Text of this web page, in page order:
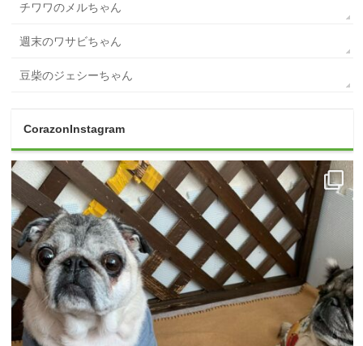
チワワのメルちゃん
週末のワサビちゃん
豆柴のジェシーちゃん
CorazonInstagram